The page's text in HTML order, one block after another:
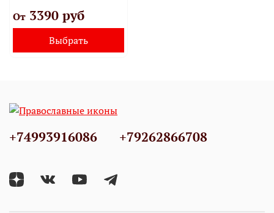
От3390 руб
Выбрать
+74993916086 +79262866708